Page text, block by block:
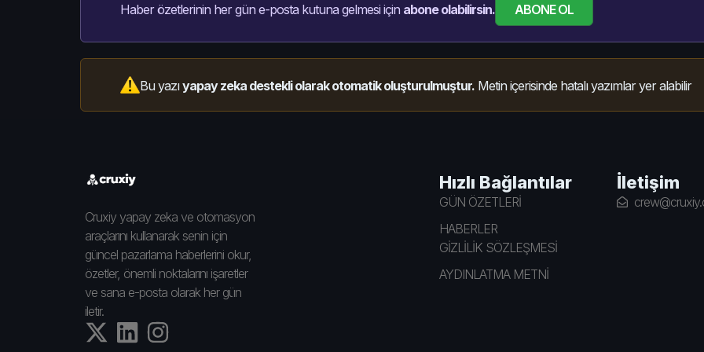
Haber özetlerinin her gün e-posta kutuna gelmesi için abone olabilirsin. ABONE OL
Bu yazıyapay zeka destekli olarak otomatik oluşturulmuştur. Metin içerisinde hatalı yazımlar yer alabilir
Cruxiy yapay zeka ve otomasyon
araçlarını kullanarak senin için
güncel pazarlama haberlerini okur,
özetler, önemli noktalarını işaretler
ve sana e-posta olarak her gün
iletir.
Hızlı Bağlantılar
GÜN ÖZETLERİ
HABERLER
GİZLİLİK SÖZLEŞMESİ
AYDINLATMA METNİ
İletişim